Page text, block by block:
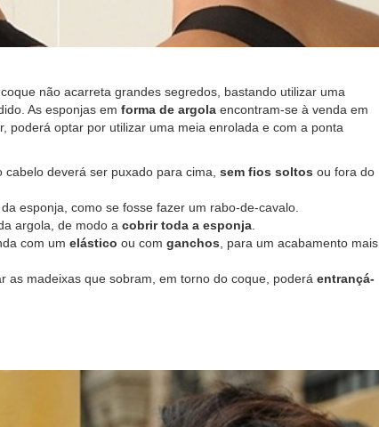
não acarreta grandes segredos, bastando utilizar uma
As esponjas em forma de argola encontram-se à venda em
poderá optar por utilizar uma meia enrolada e com a ponta
cabelo deverá ser puxado para cima, sem fios soltos ou fora do
esponja, como se fosse fazer um rabo-de-cavalo.
argola, de modo a cobrir toda a esponja.
com um elástico ou com ganchos, para um acabamento mais
as madeixas que sobram, em torno do coque, poderá entrançá-